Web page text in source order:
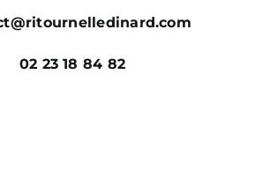
02 23 18 84 82